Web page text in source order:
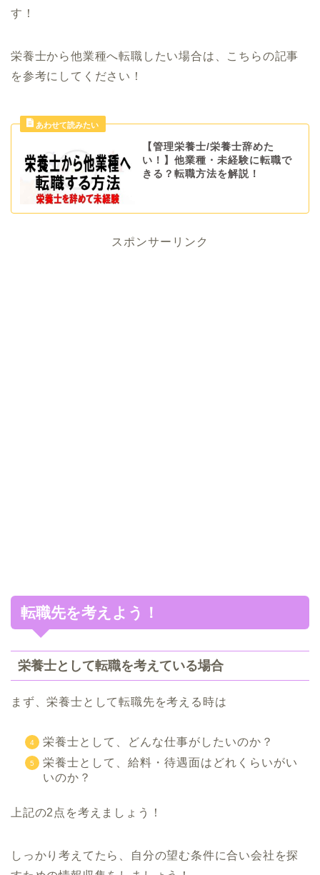
す！
栄養士から他業種へ転職したい場合は、こちらの記事
を参考にしてください！
【管理栄養士/栄養士辞めた
い！】他業種・未経験に転職で
きる？転職方法を解説！
スポンサーリンク
転職先を考えよう！
栄養士として転職を考えている場合
まず、栄養士として転職先を考える時は
栄養士として、どんな仕事がしたいのか？
栄養士として、給料・待遇面はどれくらいがい
いのか？
上記の2点を考えましょう！
しっかり考えてたら、自分の望む条件に合い会社を探